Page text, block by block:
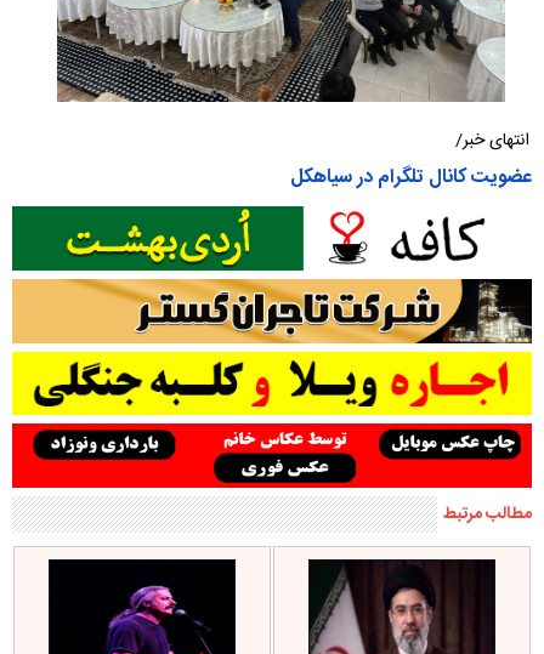
انتهای خبر/
عضویت کانال تلگرام در سیاهکل
مطالب مرتبط